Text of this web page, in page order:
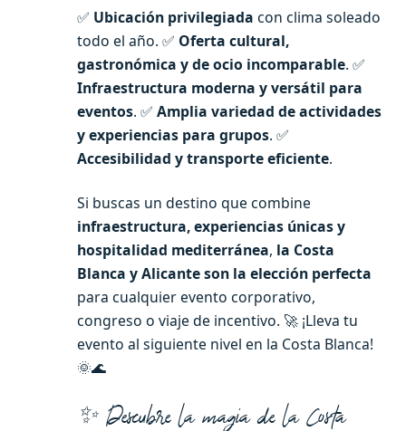
✅ Ubicación privilegiada con clima soleado
todo el año. ✅ Oferta cultural,
gastronómica y de ocio incomparable. ✅
Infraestructura moderna y versátil para
eventos. ✅ Amplia variedad de actividades
y experiencias para grupos. ✅
Accesibilidad y transporte eficiente.
Si buscas un destino que combine
infraestructura, experiencias únicas y
hospitalidad mediterránea, la Costa
Blanca y Alicante son la elección perfecta
para cualquier evento corporativo,
congreso o viaje de incentivo. 🚀 ¡Lleva tu
evento al siguiente nivel en la Costa Blanca!
🌞🌊
✨ Descubre la magia de la Costa